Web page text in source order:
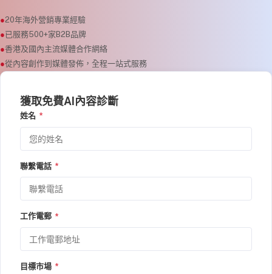
20年海外營銷專業經驗
已服務500+家B2B品牌
香港及國內主流媒體合作網絡
從內容創作到媒體發佈，全程一站式服務
獲取免費AI內容診斷
姓名 *
聯繫電話 *
工作電郵 *
目標市場 *